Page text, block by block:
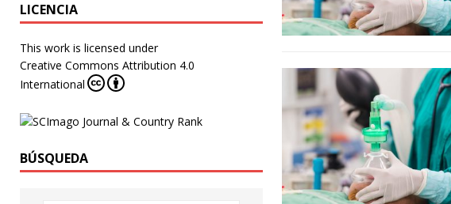
LICENCIA
This work is licensed under
Creative Commons Attribution 4.0
International
BÚSQUEDA